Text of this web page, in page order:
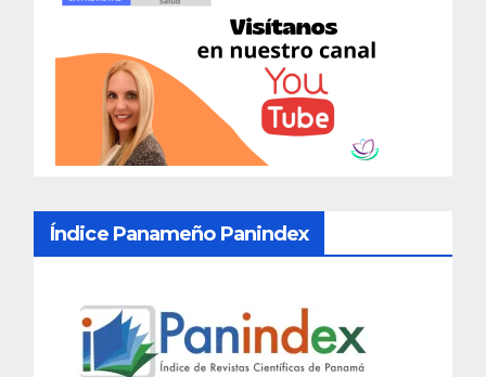
Índice Panameño Panindex